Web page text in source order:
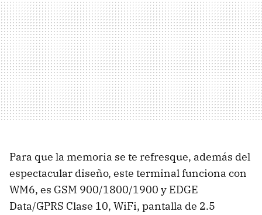
Para que la memoria se te refresque, además del
espectacular diseño, este terminal funciona con
WM6, es GSM 900/1800/1900 y EDGE
Data/GPRS Clase 10, WiFi, pantalla de 2.5